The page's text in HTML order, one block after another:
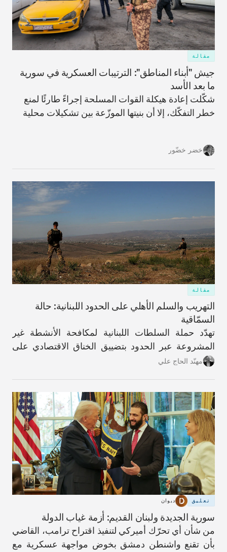
مقالة
جيش "أبناء المناطق": الترتيبات العسكرية في سورية
ما بعد الأسد
شكّلت إعادة هيكلة القوات المسلحة إجراءً طارئًا لمنع
خطر التفكّك، إلا أن بنيتها الموزّعة بين تشكيلات محلية
خضر خضّور
مقالة
التهريب والسلم الأهلي على الحدود اللبنانية: حالة
السمّاقية
تهدّد حملة السلطات اللبنانية لمكافحة الأنشطة غير
المشروعة عبر الحدود بتضييق الخناق الاقتصادي على
شريحةٍ واسعة من سكان هذه القرية المُهمَلة تاريخيًا
مهنّد الحاج علي
تعليق ديوان
سورية الجديدة ولبنان القديم: أزمة غياب الدولة
من شأن أي تحرّك أميركي لتنفيذ اقتراح ترامب، القاضي
بأن تقنع واشنطن دمشق بخوض مواجهة عسكرية مع